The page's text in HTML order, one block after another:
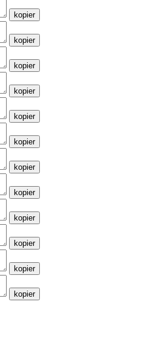
kopier
kopier
kopier
kopier
kopier
kopier
kopier
kopier
kopier
kopier
kopier
kopier